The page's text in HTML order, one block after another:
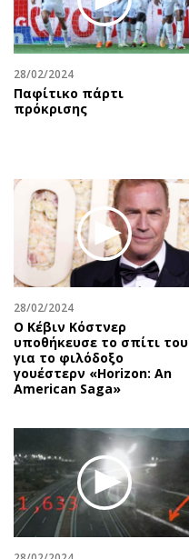
Χειρόγραφα
28/02/2024
Παφίτικο πάρτι
πρόκρισης
28/02/2024
Ο Κέβιν Κόστνερ
υποθήκευσε το σπίτι του
για το φιλόδοξο
γουέστερν «Horizon: An
American Saga»